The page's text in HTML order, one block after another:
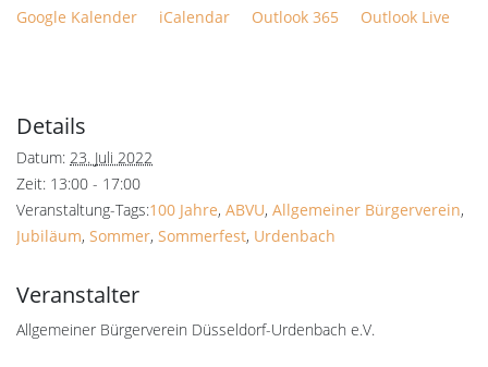
Google Kalender iCalendar Outlook 365 Outlook Live
Details
Datum: 23. Juli 2022
Zeit: 13:00 - 17:00
Veranstaltung-Tags:100 Jahre, ABVU, Allgemeiner Bürgerverein,
Jubiläum, Sommer, Sommerfest, Urdenbach
Veranstalter
Allgemeiner Bürgerverein Düsseldorf-Urdenbach e.V.